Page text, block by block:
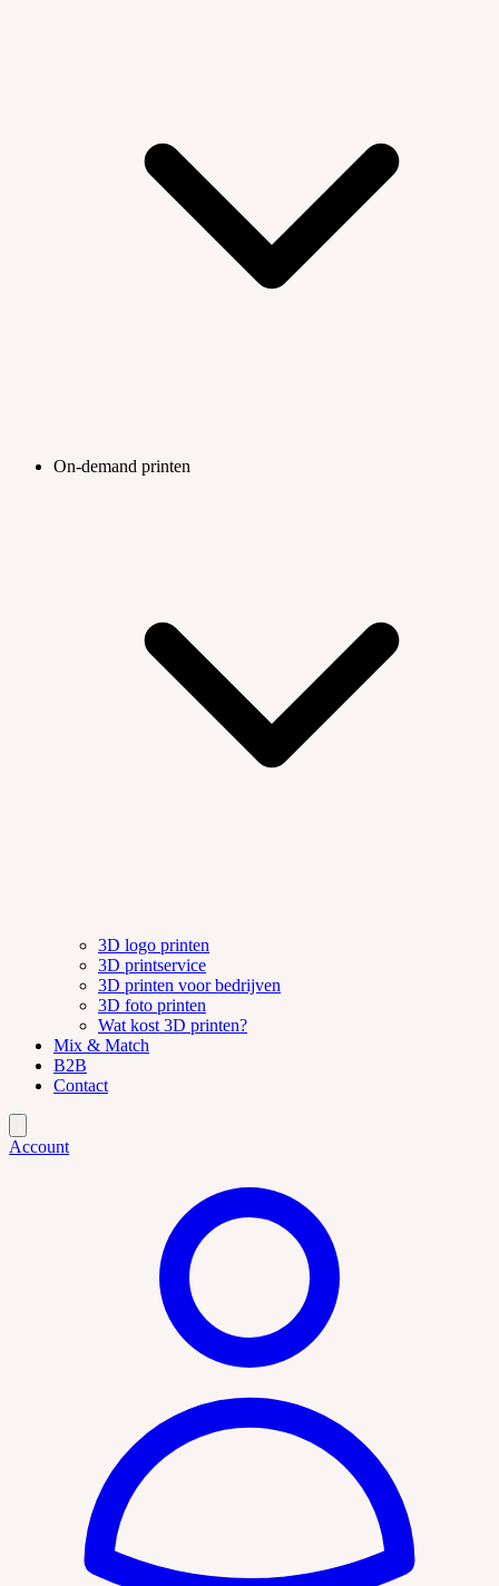
On-demand printen
3D logo printen
3D printservice
3D printen voor bedrijven
3D foto printen
Wat kost 3D printen?
Mix & Match
B2B
Contact
Account